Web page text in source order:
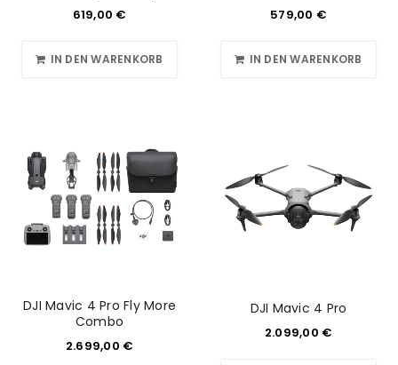
619,00 €
IN DEN WARENKORB
579,00 €
IN DEN WARENKORB
DJI Mavic 4 Pro Fly More
Combo
2.699,00 €
DJI Mavic 4 Pro
2.099,00 €